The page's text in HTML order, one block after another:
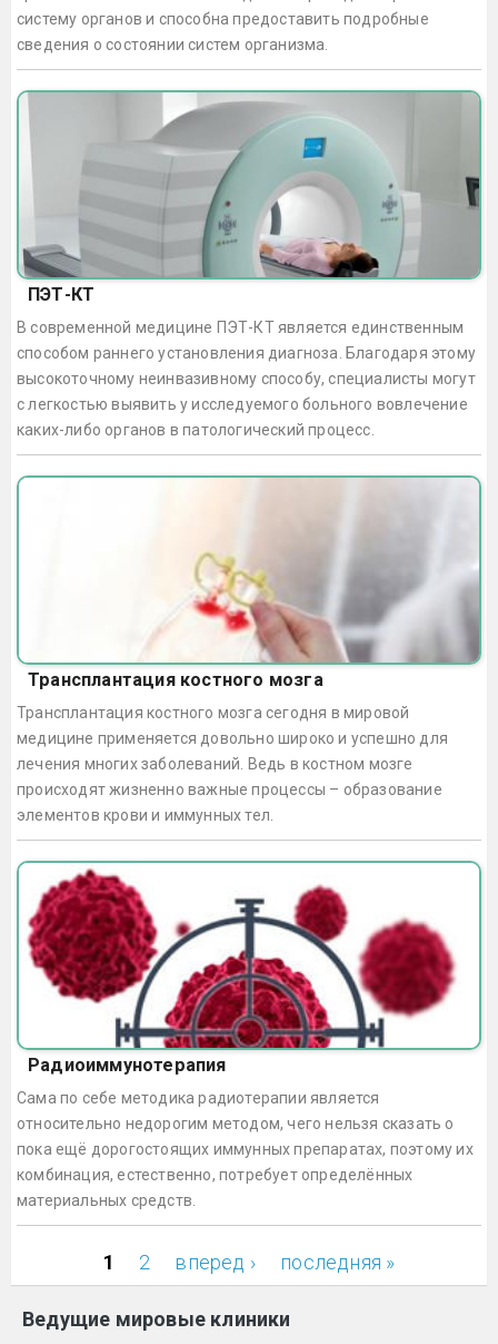
систему органов и способна предоставить подробные
сведения о состоянии систем организма.
ПЭТ-КТ
В современной медицине ПЭТ-КТ является единственным
способом раннего установления диагноза. Благодаря этому
высокоточному неинвазивному способу, специалисты могут
с легкостью выявить у исследуемого больного вовлечение
каких-либо органов в патологический процесс.
Трансплантация костного мозга
Трансплантация костного мозга сегодня в мировой
медицине применяется довольно широко и успешно для
лечения многих заболеваний. Ведь в костном мозге
происходят жизненно важные процессы – образование
элементов крови и иммунных тел.
Радиоиммунотерапия
Сама по себе методика радиотерапии является
относительно недорогим методом, чего нельзя сказать о
пока ещё дорогостоящих иммунных препаратах, поэтому их
комбинация, естественно, потребует определённых
материальных средств.
Страницы
1 2 вперед › последняя »
Ведущие мировые клиники